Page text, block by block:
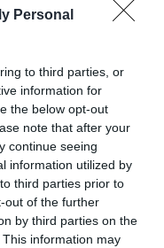
Personal
to third parties, or
information for
the below opt-out
note that after your
continue seeing
information utilized by
third parties prior to
out of the further
by third parties on the
This information may